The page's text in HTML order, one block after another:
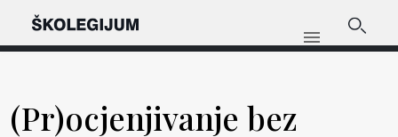
(Pr)ocjenjivanje bez